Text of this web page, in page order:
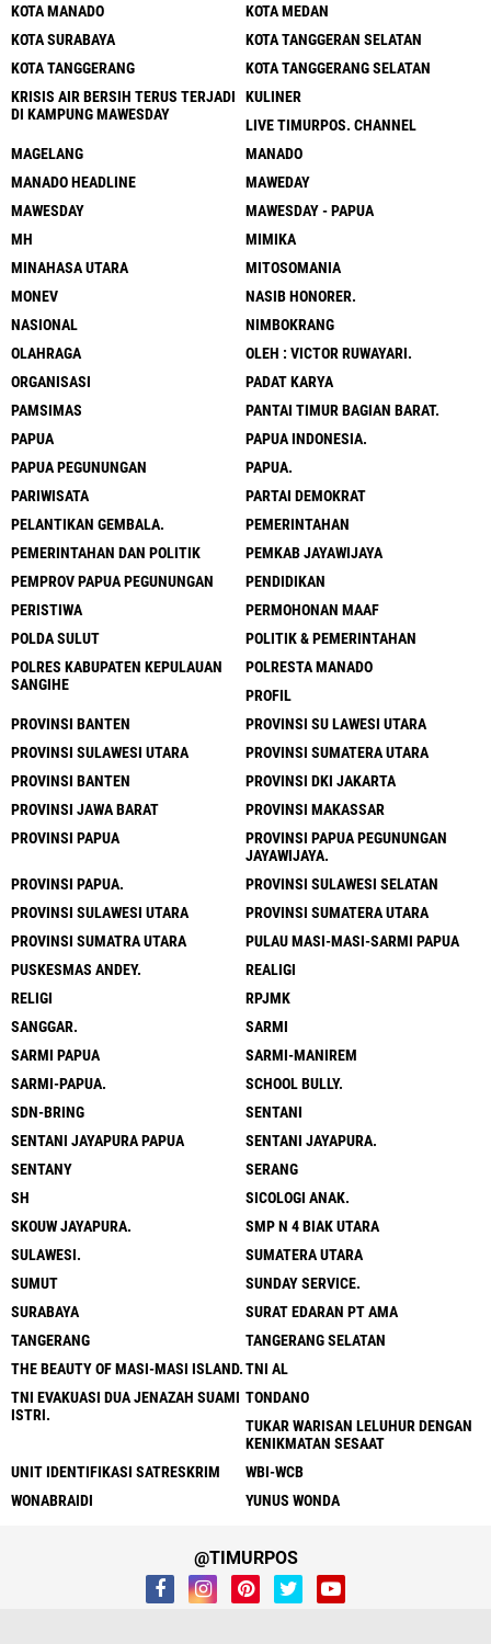
KOTA MANADO
KOTA MEDAN
KOTA SURABAYA
KOTA TANGGERAN SELATAN
KOTA TANGGERANG
KOTA TANGGERANG SELATAN
KRISIS AIR BERSIH TERUS TERJADI
DI KAMPUNG MAWESDAY
KULINER
LIVE TIMURPOS. CHANNEL
MAGELANG
MANADO
MANADO HEADLINE
MAWEDAY
MAWESDAY
MAWESDAY - PAPUA
MH
MIMIKA
MINAHASA UTARA
MITOSOMANIA
MONEV
NASIB HONORER.
NASIONAL
NIMBOKRANG
OLAHRAGA
OLEH : VICTOR RUWAYARI.
ORGANISASI
PADAT KARYA
PAMSIMAS
PANTAI TIMUR BAGIAN BARAT.
PAPUA
PAPUA INDONESIA.
PAPUA PEGUNUNGAN
PAPUA.
PARIWISATA
PARTAI DEMOKRAT
PELANTIKAN GEMBALA.
PEMERINTAHAN
PEMERINTAHAN DAN POLITIK
PEMKAB JAYAWIJAYA
PEMPROV PAPUA PEGUNUNGAN
PENDIDIKAN
PERISTIWA
PERMOHONAN MAAF
POLDA SULUT
POLITIK & PEMERINTAHAN
POLRES KABUPATEN KEPULAUAN
SANGIHE
POLRESTA MANADO
PROFIL
PROVINSI BANTEN
PROVINSI SU LAWESI UTARA
PROVINSI SULAWESI UTARA
PROVINSI SUMATERA UTARA
PROVINSI BANTEN
PROVINSI DKI JAKARTA
PROVINSI JAWA BARAT
PROVINSI MAKASSAR
PROVINSI PAPUA
PROVINSI PAPUA PEGUNUNGAN
JAYAWIJAYA.
PROVINSI PAPUA.
PROVINSI SULAWESI SELATAN
PROVINSI SULAWESI UTARA
PROVINSI SUMATERA UTARA
PROVINSI SUMATRA UTARA
PULAU MASI-MASI-SARMI PAPUA
PUSKESMAS ANDEY.
REALIGI
RELIGI
RPJMK
SANGGAR.
SARMI
SARMI PAPUA
SARMI-MANIREM
SARMI-PAPUA.
SCHOOL BULLY.
SDN-BRING
SENTANI
SENTANI JAYAPURA PAPUA
SENTANI JAYAPURA.
SENTANY
SERANG
SH
SICOLOGI ANAK.
SKOUW JAYAPURA.
SMP N 4 BIAK UTARA
SULAWESI.
SUMATERA UTARA
SUMUT
SUNDAY SERVICE.
SURABAYA
SURAT EDARAN PT AMA
TANGERANG
TANGERANG SELATAN
THE BEAUTY OF MASI-MASI ISLAND.TNI AL
TNI EVAKUASI DUA JENAZAH SUAMI
ISTRI.
TONDANO
TUKAR WARISAN LELUHUR DENGAN
KENIKMATAN SESAAT
UNIT IDENTIFIKASI SATRESKRIM
WBI-WCB
WONABRAIDI
YUNUS WONDA
@TIMURPOS